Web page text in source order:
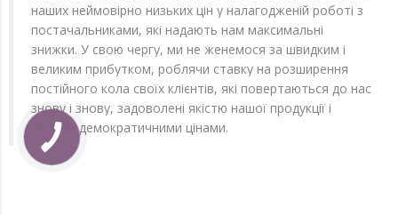
наших неймовірно низьких цін у налагодженій роботі з
постачальниками, які надають нам максимальні
знижки. У свою чергу, ми не женемося за швидким і
великим прибутком, роблячи ставку на розширення
постійного кола своїх клієнтів, які повертаються до нас
знову і знову, задоволені якістю нашої продукції і
вельми демократичними цінами.